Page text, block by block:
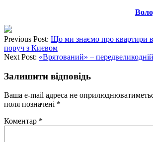
Previous Post: Що ми знаємо про квартири в
поруч з Києвом
Next Post: «Врятований» –
Залишити відповідь
Ваша e-mail адреса не
поля позначені *
Коментар *